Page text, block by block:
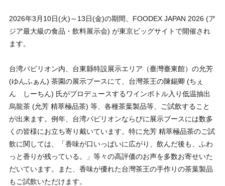
2026年3月10日(火)～13日(金)の期間、FOODEX JAPAN 2026 (ア
ジア最大級の食品・飲料展示会) が東京ビッグサイトで開催され
ます。
台湾パビリオン内、台東縣特設展示エリア（臺灣臺東館）の允芳
(ゆんふぁん) 茶園の展示ブースにて、台灣茶王の陳錫卿 (ちぇ
ん しーちん) 氏がプロデュースするワインボトル入り低温抽出
烏龍茶 (允芳 精萃極品茶) 等、各種茶葉製品等、ご試飲すること
が出来ます。例年、台湾パビリオンならびに展示ブースには数多
くの皆様にお立ち寄り戴いています。特に允芳 精萃極品茶のご試
飲に関しては、「香味が口いっぱいに広がり、飲んだ後も、ふわ
っと香りが残っている。」等々の高評価のお声を多数お寄せいた
だいています。また、香味が優れた台灣茶王の手作りの茶葉製品
もご試飲いただけます。